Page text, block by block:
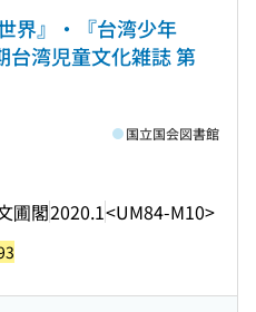
界』・『台湾少年
台湾児童文化雑誌 第
圃閣2020.1<UM84-M10>
国立国会図書館